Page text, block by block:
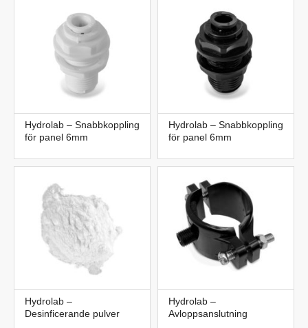
Hydrolab – Snabbkoppling
för panel 6mm
Hydrolab – Snabbkoppling
för panel 6mm
Hydrolab –
Desinficerande pulver
Hydrolab –
Avloppsanslutning